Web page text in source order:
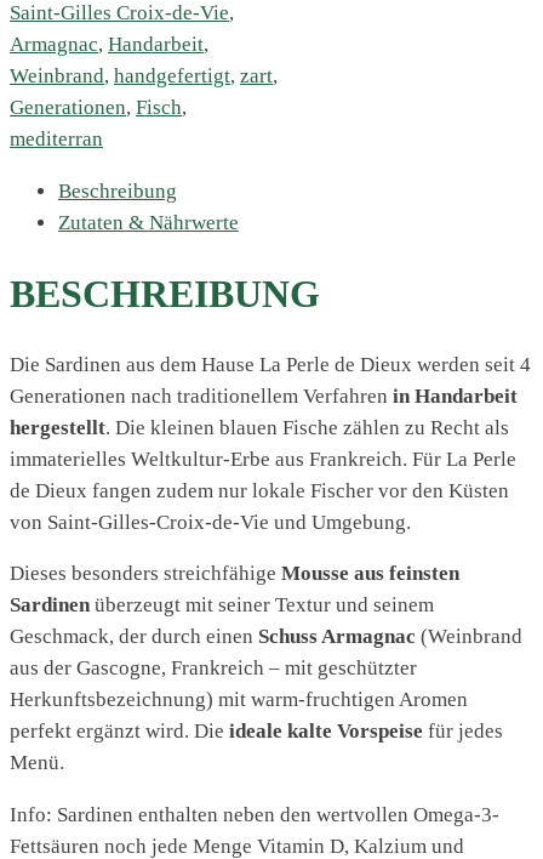
Saint-Gilles Croix-de-Vie,
Armagnac, Handarbeit,
Weinbrand, handgefertigt, zart,
Generationen, Fisch,
mediterran
Beschreibung
Zutaten & Nährwerte
BESCHREIBUNG
Die Sardinen aus dem Hause La Perle de Dieux werden seit 4
Generationen nach traditionellem Verfahren in Handarbeit
hergestellt. Die kleinen blauen Fische zählen zu Recht als
immaterielles Weltkultur-Erbe aus Frankreich. Für La Perle
de Dieux fangen zudem nur lokale Fischer vor den Küsten
von Saint-Gilles-Croix-de-Vie und Umgebung.
Dieses besonders streichfähige Mousse aus feinsten
Sardinen überzeugt mit seiner Textur und seinem
Geschmack, der durch einen Schuss Armagnac (Weinbrand
aus der Gascogne, Frankreich – mit geschützter
Herkunftsbezeichnung) mit warm-fruchtigen Aromen
perfekt ergänzt wird. Die ideale kalte Vorspeise für jedes
Menü.
Info: Sardinen enthalten neben den wertvollen Omega-3-
Fettsäuren noch jede Menge Vitamin D, Kalzium und